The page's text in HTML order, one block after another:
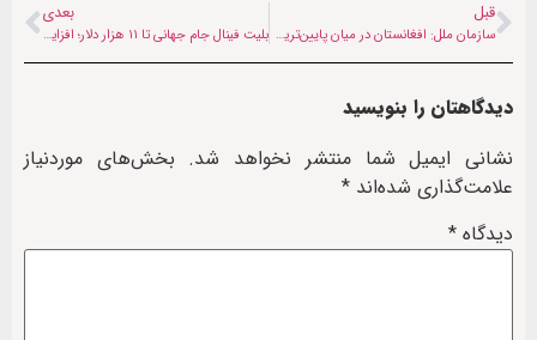
قبل
سازمان ملل: افغانستان در میان پایین‌ترین نرخ‌های سواد زنان در جهان
بعدی
بلیت فینال جام جهانی تا ۱۱ هزار دلار؛ افزایش بی‌سابقه قیمت‌ها و سردرگمی هواداران
دیدگاهتان را بنویسید
نشانی ایمیل شما منتشر نخواهد شد. بخش‌های موردنیاز
علامت‌گذاری شده‌اند *
دیدگاه *